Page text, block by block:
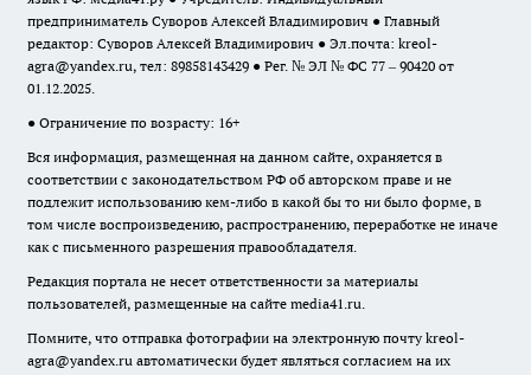
предприниматель Суворов Алексей Владимирович ● Главный
редактор: Суворов Алексей Владимирович ● Эл.почта: kreol-
agra@yandex.ru, тел: 89858143429 ● Рег. № ЭЛ № ФС 77 – 90420 от
01.12.2025.
● Ограничение по возрасту: 16+
Вся информация, размещенная на данном сайте, охраняется в
соответствии с законодательством РФ об авторском праве и не
подлежит использованию кем-либо в какой бы то ни было форме, в
том числе воспроизведению, распространению, переработке не иначе
как с письменного разрешения правообладателя.
Редакция портала не несет ответственности за материалы
пользователей, размещенные на сайте media41.ru.
Помните, что отправка фотографии на электронную почту kreol-
agra@yandex.ru автоматически будет являться согласием на их